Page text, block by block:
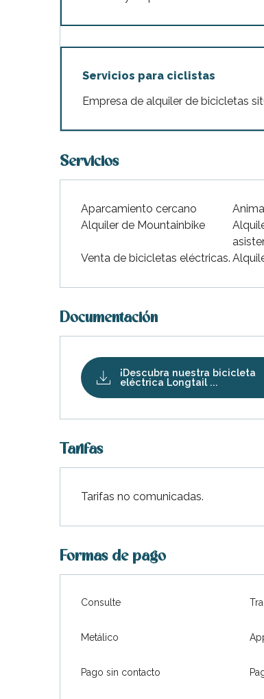
Servicios para ciclistas
Empresa de alquiler de bicicletas
Servicios
Aparcamiento cercano
Alquiler de Mountainbike
Venta de bicicletas eléctricas.
Documentación
¡Descubra nuestra bicicleta
eléctrica Longtail ...
Tarifas
Tarifas no comunicadas.
Formas de pago
Consulte
Metálico
Pago sin contacto